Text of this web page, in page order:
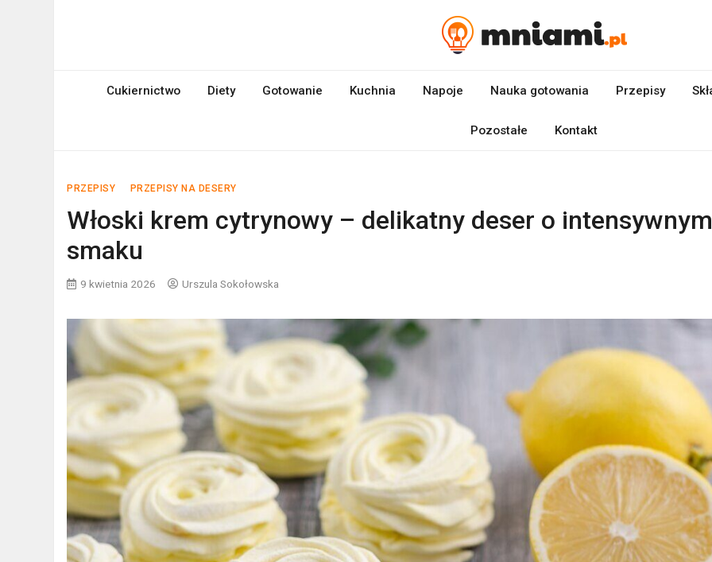
mniami.pl
Cukiernictwo Diety Gotowanie Kuchnia Napoje Nauka gotowania Przepisy
Pozostałe Kontakt
PRZEPISY PRZEPISY NA DESERY
Włoski krem cytrynowy – delikatny deser o intensywnym
smaku
9 kwietnia 2026 Urszula Sokołowska